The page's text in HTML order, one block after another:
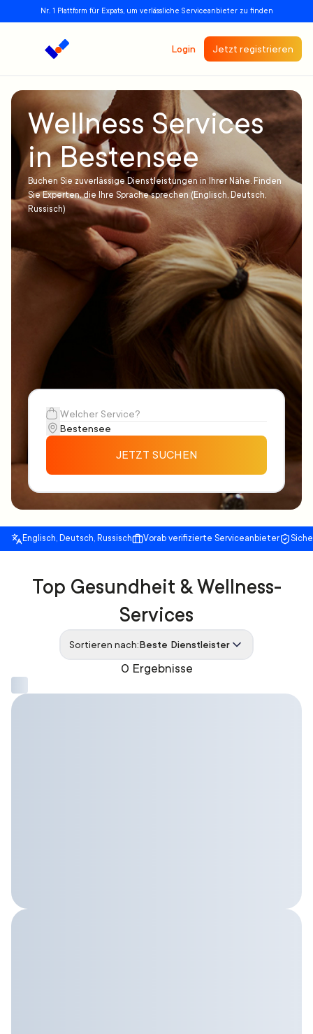
Nr. 1 Plattform für Expats, um verlässliche Serviceanbieter zu finden
Login Jetzt registrieren
Wellness Services
in Bestensee
Buchen Sie zuverlässige Dienstleistungen in Ihrer Nähe. Finden
Sie Experten, die Ihre Sprache sprechen (Englisch, Deutsch,
Russisch)
JETZT SUCHEN
Englisch, Deutsch, Russisch Vorab verifizierte Serviceanbieter
0 Ergebnisse
Top Gesundheit & Wellness-
Services
Sortieren nach:Beste Dienstleister